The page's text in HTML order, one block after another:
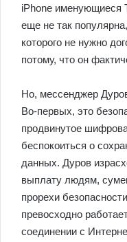
iPhone именующиеся
еще не так
которого не нужно
потому, что он
Но, мессенджер
Во-первых, это
продвинутое
беспокоиться о
данных. Дуров
выплату людям,
прорехи
превосходно
соединении с